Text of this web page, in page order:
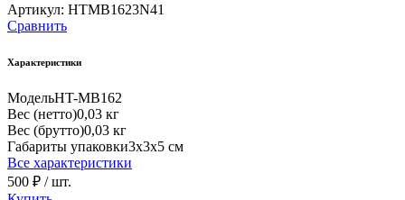
Артикул: HTMB1623N41
Сравнить
Характеристики
МодельHT-MB162
Вес (нетто)0,03 кг
Вес (брутто)0,03 кг
Габариты упаковки3х3х5 см
Все характеристики
500 ₽ / шт.